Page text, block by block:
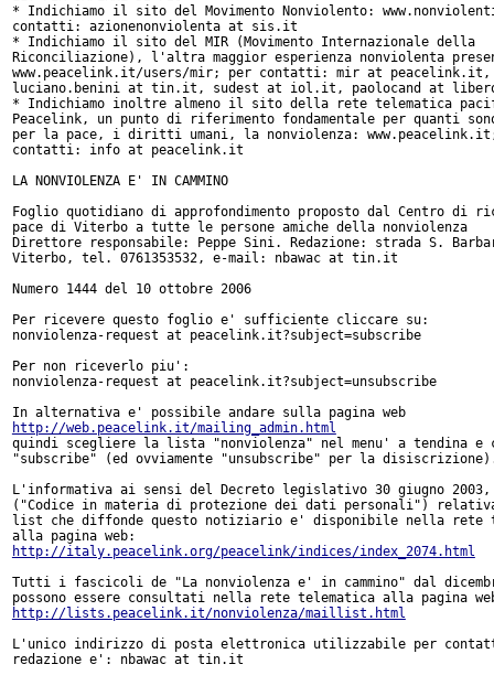
http://web.peacelink.it/mailing_admin.html
quindi scegliere la lista "nonviolenza" nel menu' a tendina e
"subscribe" (ed ovviamente "unsubscribe" per la
L'informativa ai sensi del Decreto legislativo 30 giugno 2003,
("Codice in materia di protezione dei dati personali")
list che diffonde questo notiziario e' disponibile nella rete
http://italy.peacelink.org/peacelink/indices/index_2074.html
Tutti i fascicoli de "La nonviolenza e' in cammino" dal
http://lists.peacelink.it/nonviolenza/maillist.html
L'unico indirizzo di posta elettronica utilizzabile per
redazione e': nbawac at tin.it